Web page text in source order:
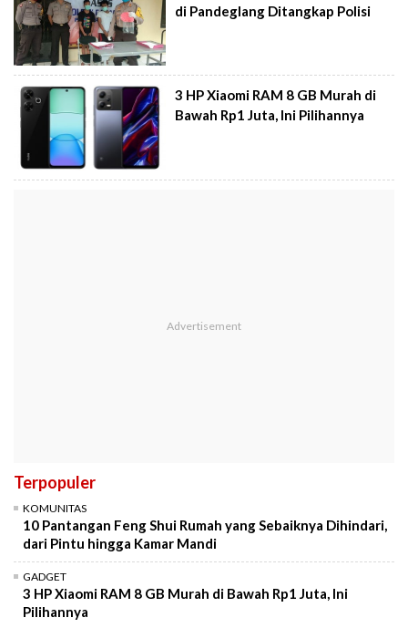
di Pandeglang Ditangkap Polisi
3 HP Xiaomi RAM 8 GB Murah di
Bawah Rp1 Juta, Ini Pilihannya
Terpopuler
KOMUNITAS
10 Pantangan Feng Shui Rumah yang Sebaiknya Dihindari,
dari Pintu hingga Kamar Mandi
GADGET
3 HP Xiaomi RAM 8 GB Murah di Bawah Rp1 Juta, Ini
Pilihannya